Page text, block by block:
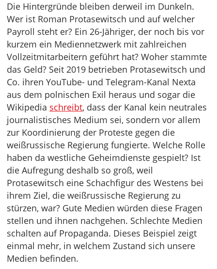
Die Hintergründe bleiben derweil im Dunkeln.
Wer ist Roman Protasewitsch und auf welcher
Payroll steht er? Ein 26-Jähriger, der noch bis vor
kurzem ein Mediennetzwerk mit zahlreichen
Vollzeitmitarbeitern geführt hat? Woher stammte
das Geld? Seit 2019 betrieben Protasewitsch und
Co. ihren YouTube- und Telegram-Kanal Nexta
aus dem polnischen Exil heraus und sogar die
Wikipedia schreibt, dass der Kanal kein neutrales
journalistisches Medium sei, sondern vor allem
zur Koordinierung der Proteste gegen die
weißrussische Regierung fungierte. Welche Rolle
haben da westliche Geheimdienste gespielt? Ist
die Aufregung deshalb so groß, weil
Protasewitsch eine Schachfigur des Westens bei
ihrem Ziel, die weißrussische Regierung zu
stürzen, war? Gute Medien würden diese Fragen
stellen und ihnen nachgehen. Schlechte Medien
schalten auf Propaganda. Dieses Beispiel zeigt
einmal mehr, in welchem Zustand sich unsere
Medien befinden.